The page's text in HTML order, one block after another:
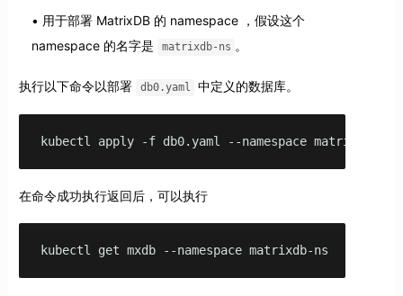
用于部署 MatrixDB 的 namespace ，假设这个
namespace 的名字是
matrixdb-ns 。
执行以下命令以部署 db0.yaml 中定义的数据库。
kubectl apply -f db0.yaml --namespace matrixdb-ns
在命令成功执行返回后，可以执行
kubectl get mxdb --namespace matrixdb-ns